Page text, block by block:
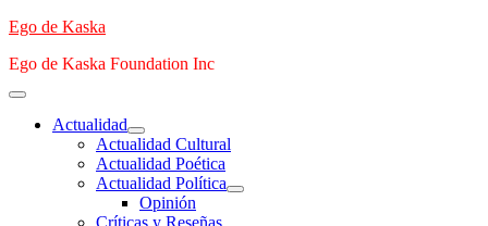
Saltar
contenido
Ego de Kaska
Ego de Kaska Foundation Inc
Menú
principalActualidad
Actualidad Cultural
Actualidad Poética
Actualidad Política
Opinión
Críticas y Reseñas